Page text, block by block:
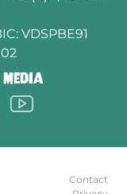
VDSPBE91
Follow
us
LinkedIn
Follow
us
Youtube
Contact